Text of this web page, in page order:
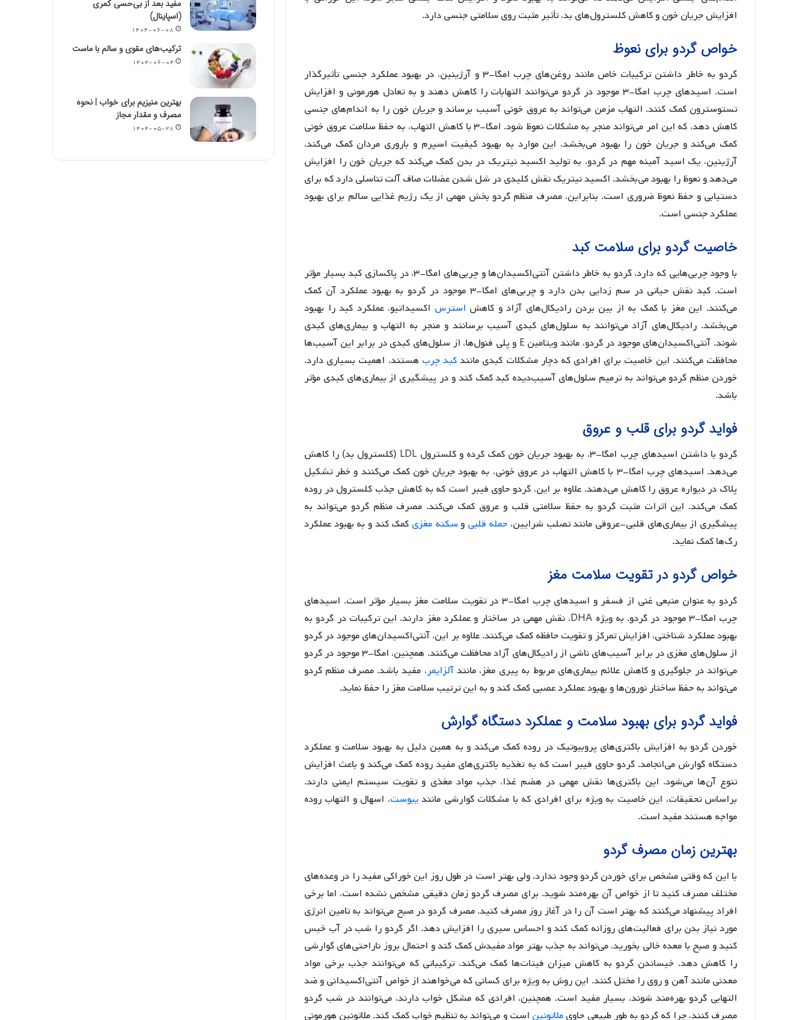
افزایش جریان خون و کاهش کلسترول‌های بد، تأثیر مثبت روی سلامتی جنسی دارد.
خواص گردو برای نعوظ
گردو به خاطر داشتن ترکیبات خاص مانند روغن‌های چرب امگا-۳ و آرژینین، در بهبود عملکرد جنسی تأثیرگذار
است. اسیدهای چرب امگا-۳ موجود در گردو می‌توانند التهابات را کاهش دهند و به تعادل هورمونی و افزایش
تستوسترون کمک کنند. التهاب مزمن می‌تواند به عروق خونی آسیب برساند و جریان خون را به اندام‌های جنسی
کاهش دهد، که این امر می‌تواند منجر به مشکلات نعوظ شود. امگا-۳ با کاهش التهاب، به حفظ سلامت عروق خونی
کمک می‌کند و جریان خون را بهبود می‌بخشد. این موارد به بهبود کیفیت اسپرم و باروری مردان کمک می‌کند.
آرژینین، یک اسید آمینه مهم در گردو، به تولید اکسید نیتریک در بدن کمک می‌کند که جریان خون را افزایش
می‌دهد و نعوظ را بهبود می‌بخشد. اکسید نیتریک نقش کلیدی در شل شدن عضلات صاف آلت تناسلی دارد که برای
دستیابی و حفظ نعوظ ضروری است. بنابراین، مصرف منظم گردو بخش مهمی از یک رژیم غذایی سالم برای بهبود
عملکرد جنسی است.
خاصیت گردو برای سلامت کبد
با وجود چربی‌هایی که دارد، گردو به خاطر داشتن آنتی‌اکسیدان‌ها و چربی‌های امگا-۳، در پاکسازی کبد بسیار مؤثر
است. کبد نقش حیاتی در سم زدایی بدن دارد و چربی‌های امگا-۳ موجود در گردو به بهبود عملکرد آن کمک
می‌کنند. این مغز با کمک به از بین بردن رادیکال‌های آزاد و کاهش استرس اکسیداتیو، عملکرد کبد را بهبود
می‌بخشد. رادیکال‌های آزاد می‌توانند به سلول‌های کبدی آسیب برسانند و منجر به التهاب و بیماری‌های کبدی
شوند. آنتی‌اکسیدان‌های موجود در گردو، مانند ویتامین E و پلی فنول‌ها، از سلول‌های کبدی در برابر این آسیب‌ها
محافظت می‌کنند. این خاصیت برای افرادی که دچار مشکلات کبدی مانندکبد چرب هستند، اهمیت بسیاری دارد.
خوردن منظم گردو می‌تواند به ترمیم سلول‌های آسیب‌دیده کبد کمک کند و در پیشگیری از بیماری‌های کبدی مؤثر
باشد.
فواید گردو برای قلب و عروق
گردو با داشتن اسیدهای چرب امگا-۳، به بهبود جریان خون کمک کرده و کلسترول LDL (کلسترول بد) را کاهش
می‌دهد. اسیدهای چرب امگا-۳ با کاهش التهاب در عروق خونی، به بهبود جریان خون کمک می‌کنند و خطر تشکیل
پلاک در دیواره عروق را کاهش می‌دهند. علاوه بر این، گردو حاوی فیبر است که به کاهش جذب کلسترول در روده
کمک می‌کند. این اثرات مثبت گردو به حفظ سلامتی قلب و عروق کمک می‌کند. مصرف منظم گردو می‌تواند به
پیشگیری از بیماری‌های قلبی-عروقی مانند تصلب شرایین، حمله قلبی وسکته مغزی کمک کند و به بهبود عملکرد
رگ‌ها کمک نماید.
خواص گردو در تقویت سلامت مغز
گردو به عنوان منبعی غنی از فسفر و اسیدهای چرب امگا-۳ در تقویت سلامت مغز بسیار مؤثر است. اسیدهای
چرب امگا-۳ موجود در گردو، به ویژه DHA، نقش مهمی در ساختار و عملکرد مغز دارند. این ترکیبات در گردو به
بهبود عملکرد شناختی، افزایش تمرکز و تقویت حافظه کمک می‌کنند. علاوه بر این، آنتی‌اکسیدان‌های موجود در گردو
از سلول‌های مغزی در برابر آسیب‌های ناشی از رادیکال‌های آزاد محافظت می‌کنند. همچنین، امگا-۳ موجود در گردو
می‌تواند در جلوگیری و کاهش علائم بیماری‌های مربوط به پیری مغز، مانندآلزایمر، مفید باشد. مصرف منظم گردو
می‌تواند به حفظ ساختار نورون‌ها و بهبود عملکرد عصبی کمک کند و به این ترتیب سلامت مغز را حفظ نماید.
فواید گردو برای بهبود سلامت و عملکرد دستگاه گوارش
خوردن گردو به افزایش باکتری‌های پروبیوتیک در روده کمک می‌کند و به همین دلیل به بهبود سلامت و عملکرد
دستگاه گوارش می‌انجامد. گردو حاوی فیبر است که به تغذیه باکتری‌های مفید روده کمک می‌کند و باعث افزایش
تنوع آن‌ها می‌شود. این باکتری‌ها نقش مهمی در هضم غذا، جذب مواد مغذی و تقویت سیستم ایمنی دارند.
براساس تحقیقات، این خاصیت به ویژه برای افرادی که با مشکلات گوارشی مانندیبوست، اسهال و التهاب روده
مواجه هستند مفید است.
بهترین زمان مصرف گردو
با این که وقتی مشخص برای خوردن گردو وجود ندارد، ولی بهتر است در طول روز این خوراکی مفید را در وعده‌های
مختلف مصرف کنید تا از خواص آن بهره‌مند شوید. برای مصرف گردو زمان دقیقی مشخص نشده است، اما برخی
افراد پیشنهاد می‌کنند که بهتر است آن را در آغاز روز مصرف کنید. مصرف گردو در صبح می‌تواند به تامین انرژی
مورد نیاز بدن برای فعالیت‌های روزانه کمک کند و احساس سیری را افزایش دهد. اگر گردو را شب در آب خیس
کنید و صبح با معده خالی بخورید، می‌تواند به جذب بهتر مواد مفیدش کمک کند و احتمال بروز ناراحتی‌های گوارشی
را کاهش دهد. خیساندن گردو به کاهش میزان فیتات‌ها کمک می‌کند، ترکیباتی که می‌توانند جذب برخی مواد
معدنی مانند آهن و روی را مختل کنند. این روش به ویژه برای کسانی که می‌خواهند از خواص آنتی‌اکسیدانی و ضد
التهابی گردو بهره‌مند شوند، بسیار مفید است. همچنین، افرادی که مشکل خواب دارند، می‌توانند در شب گردو
مصرف کنند، چرا که گردو به طور طبیعی حاویملاتونین است و می‌تواند به تنظیم خواب کمک کند. ملاتونین هورمونی
مفید بعد از بی‌حسی کمری
(اسپاینال)
۱۴۰۴-۰۶-۰۸
ترکیب‌های مقوی و سالم با ماست
۱۴۰۴-۰۶-۰۴
بهترین منیزیم برای خواب | نحوه
مصرف و مقدار مجاز
۱۴۰۴-۰۵-۲۸